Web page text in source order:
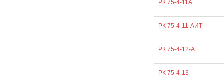
РК 75-4-11А
РК 75-4-11-АИТ
РК 75-4-12-А
РК 75-4-13